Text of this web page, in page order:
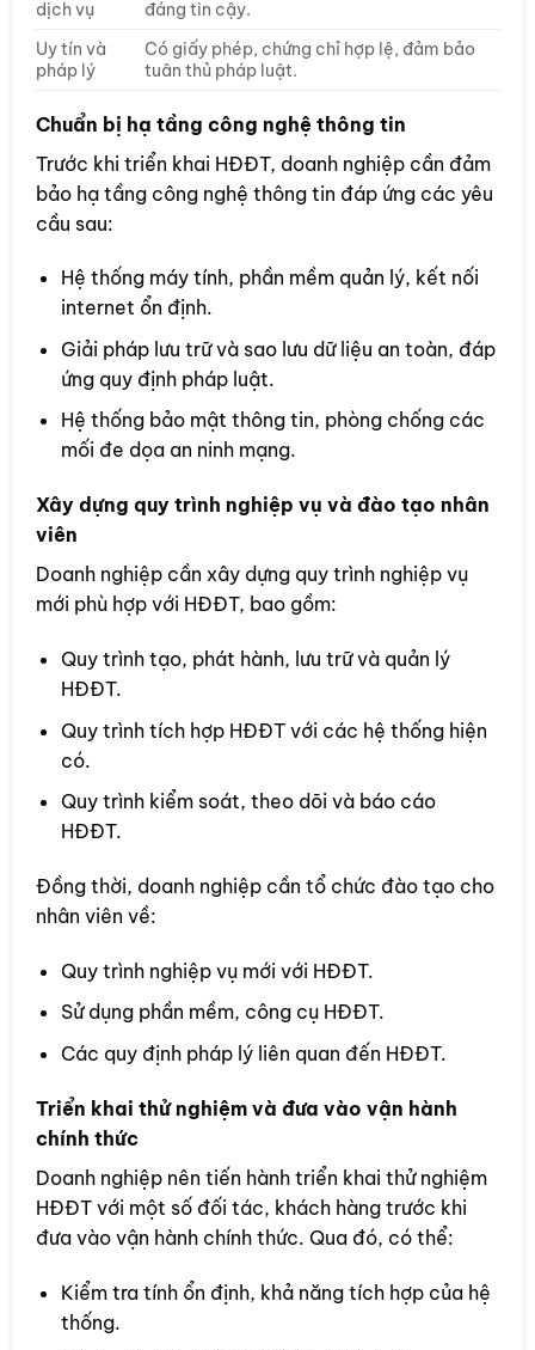
dịch vụ
đáng tin cậy.
Uy tín và
pháp lý
Có giấy phép, chứng chỉ hợp lệ, đảm bảo
tuân thủ pháp luật.
Chuẩn bị hạ tầng công nghệ thông tin
Trước khi triển khai HĐĐT, doanh nghiệp cần đảm
bảo hạ tầng công nghệ thông tin đáp ứng các yêu
cầu sau:
Hệ thống máy tính, phần mềm quản lý, kết nối
internet ổn định.
Giải pháp lưu trữ và sao lưu dữ liệu an toàn, đáp
ứng quy định pháp luật.
Hệ thống bảo mật thông tin, phòng chống các
mối đe dọa an ninh mạng.
Xây dựng quy trình nghiệp vụ và đào tạo nhân
viên
Doanh nghiệp cần xây dựng quy trình nghiệp vụ
mới phù hợp với HĐĐT, bao gồm:
Quy trình tạo, phát hành, lưu trữ và quản lý
HĐĐT.
Quy trình tích hợp HĐĐT với các hệ thống hiện
có.
Quy trình kiểm soát, theo dõi và báo cáo
HĐĐT.
Đồng thời, doanh nghiệp cần tổ chức đào tạo cho
nhân viên về:
Quy trình nghiệp vụ mới với HĐĐT.
Sử dụng phần mềm, công cụ HĐĐT.
Các quy định pháp lý liên quan đến HĐĐT.
Triển khai thử nghiệm và đưa vào vận hành
chính thức
Doanh nghiệp nên tiến hành triển khai thử nghiệm
HĐĐT với một số đối tác, khách hàng trước khi
đưa vào vận hành chính thức. Qua đó, có thể:
Kiểm tra tính ổn định, khả năng tích hợp của hệ
thống.